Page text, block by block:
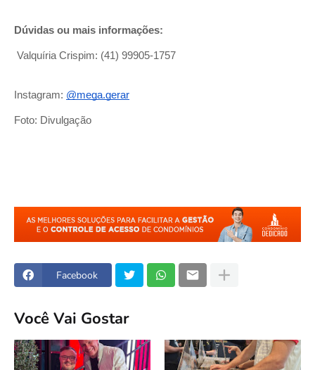
Dúvidas ou mais informações:
Valquíria Crispim: (41) 99905-1757
Instagram: @mega.gerar
Foto: Divulgação
Facebook
Você Vai Gostar